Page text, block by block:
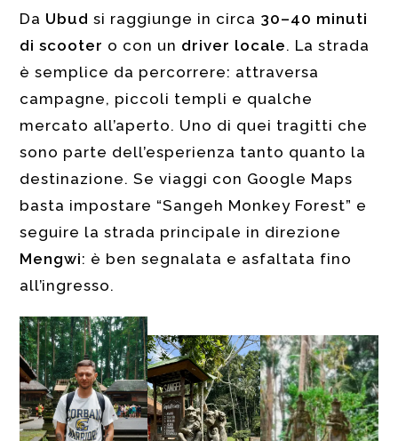
Da Ubud si raggiunge in circa 30–40 minuti
di scooter o con un driver locale. La strada
è semplice da percorrere: attraversa
campagne, piccoli templi e qualche
mercato all’aperto. Uno di quei tragitti che
sono parte dell’esperienza tanto quanto la
destinazione. Se viaggi con Google Maps
basta impostare “Sangeh Monkey Forest” e
seguire la strada principale in direzione
Mengwi: è ben segnalata e asfaltata fino
all’ingresso.